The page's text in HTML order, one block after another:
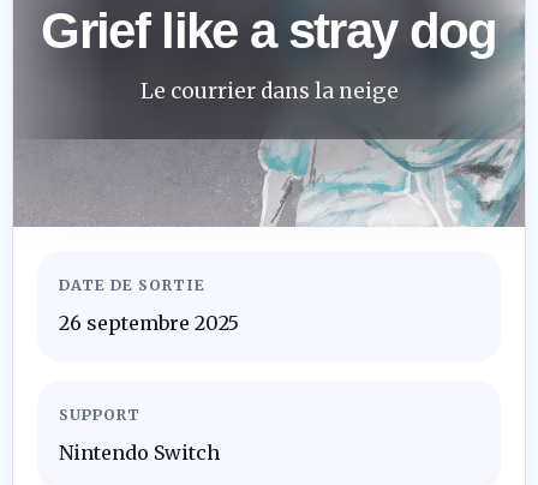
Grief like a stray dog
Le courrier dans la neige
DATE DE SORTIE
26 septembre 2025
SUPPORT
Nintendo Switch